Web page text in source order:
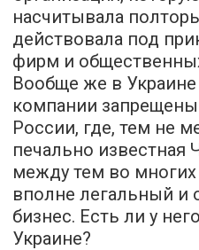
насчитывала
действовала под
фирм и
Вообще же в
компании
России, где, тем не
печально известная
между тем во многих
вполне легальный
бизнес. Есть ли у
Украине?